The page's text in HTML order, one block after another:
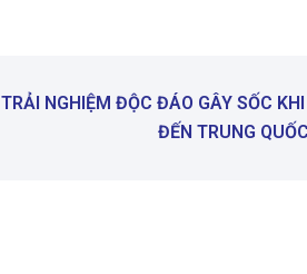
TRẢI NGHIỆM ĐỘC ĐÁO GÂY SỐC KHI
ĐẾN TRUNG QUỐC